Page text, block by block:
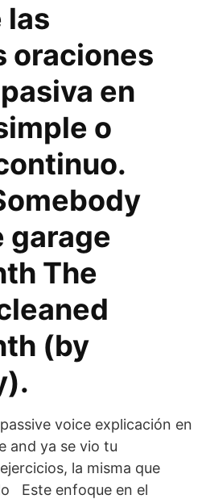
las
oraciones
en
o
garage
The
(by
voice explicación en
and ya se vio tu
la misma que
Este enfoque en el